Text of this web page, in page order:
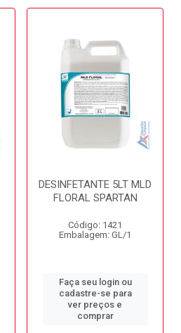
DESINFETANTE 5LT MLD
FLORAL SPARTAN
Código: 1421
Embalagem: GL/1
Faça seu login ou
cadastre-se para
ver preços e
comprar